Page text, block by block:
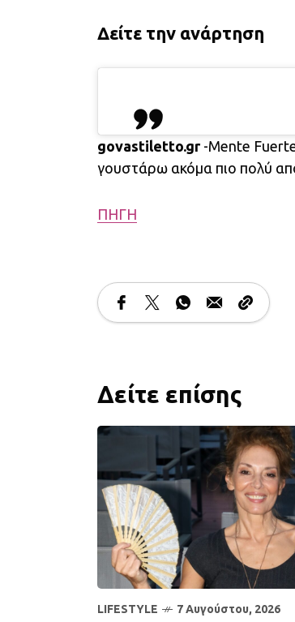
Δείτε την ανάρτηση
govastiletto.gr-Mente Fuerte
γουστάρω ακόμα πιο πολύ
ΠΗΓΗ
Δείτε επίσης
LIFESTYLE 7 Αυγούστου, 2026